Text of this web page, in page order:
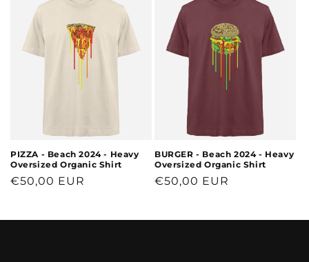
PIZZA - Beach 2024 - Heavy
Oversized Organic Shirt
Normaler
€50,00 EUR
BURGER - Beach 2024 - Heavy
Oversized Organic Shirt
Normaler
€50,00 EUR